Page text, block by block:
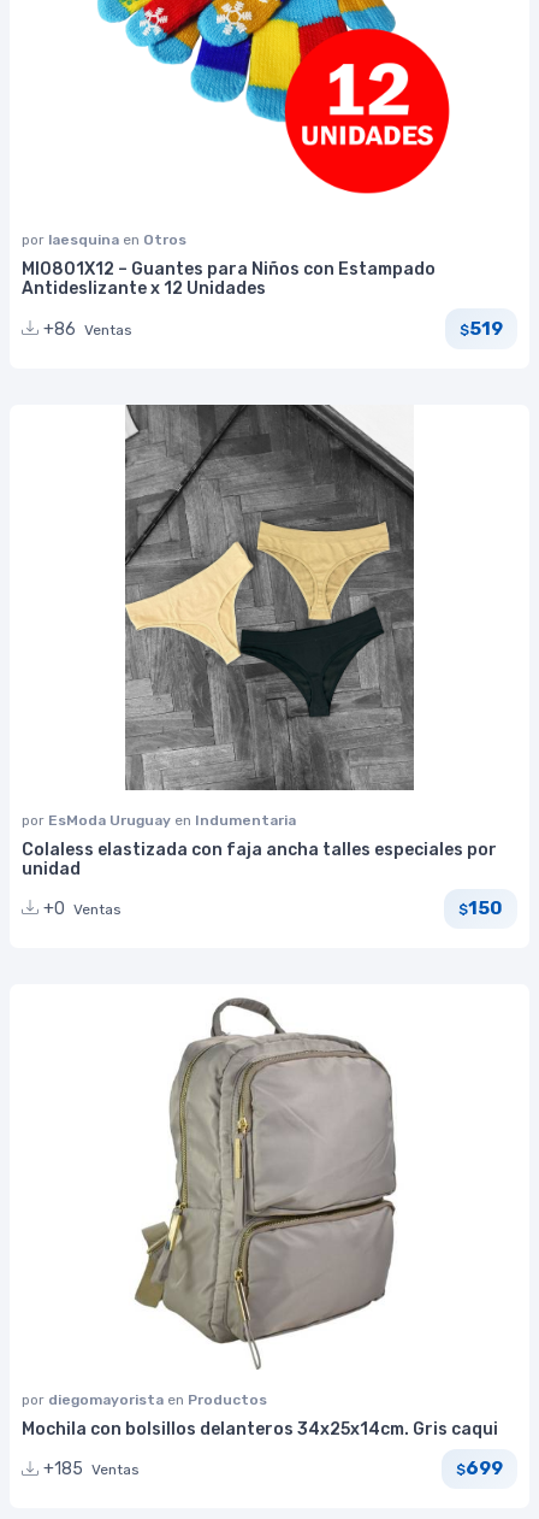
por laesquina en Otros
MI0801X12 – Guantes para Niños con Estampado
Antideslizante x 12 Unidades
+86 Ventas $519
por EsModa Uruguay en Indumentaria
Colaless elastizada con faja ancha talles especiales por
unidad
+0 Ventas $150
por diegomayorista en Productos
Mochila con bolsillos delanteros 34x25x14cm. Gris caqui
+185 Ventas $699